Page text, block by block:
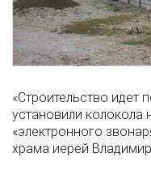
«Строительство идет
установили колокола
«электронного
храма иерей